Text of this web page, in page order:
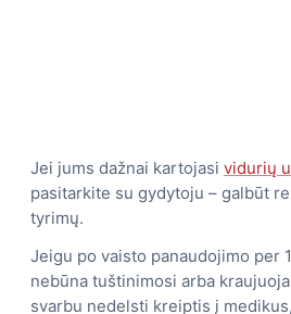
Jei jums dažnai kartojasi vidurių
pasitarkite su gydytoju – galbūt
tyrimų.
Jeigu po vaisto panaudojimo per
nebūna tuštinimosi arba
svarbu nedelsti kreiptis į